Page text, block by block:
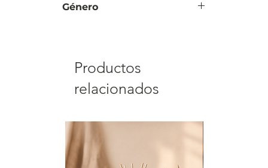
Género
Productos
relacionados